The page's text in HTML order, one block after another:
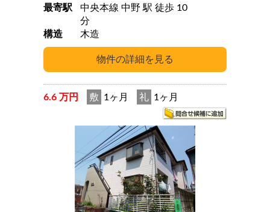
最寄駅
中央本線 中野 駅 徒歩 10
分
構造
木造
6.6 万円 敷 1ヶ月 礼 1ヶ月